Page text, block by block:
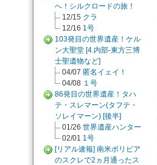
へ！シルクロードの旅！
12/15 クラ
12/16 1号
103発目の世界遺産！ケル
ン大聖堂 [4.内部-東方三博
士聖遺物など]
04/07 匿名イェイ！
04/08 １号
86発目の世界遺産！タハ
テ・スレマーン(タフテ・
ソレイマーン) [後半]
01/26 世界遺産ハンター
02/01 1号
[リアル速報] 南米ボリビア
のスクレで2ヵ月通ったス